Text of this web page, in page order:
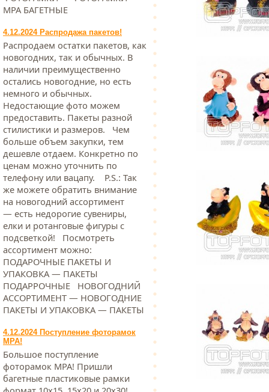
МРА БАГЕТНЫЕ
4.12.2024 Распродажа пакетов!
Распродаем остатки пакетов, как
новогодних, так и обычных. В
наличии преимущественно
остались новогодние, но есть
немного и обычных.
Недостающие фото можем
предоставить. Пакеты разной
стилистики и размеров. Чем
больше объем закупки, тем
дешевле отдаем. Конкретно по
ценам можно уточнить по
телефону или вацапу. Р.S.: Так
же можете обратить внимание
на новогодний ассортимент
— есть недорогие сувениры,
елки и ротанговые фигуры с
подсветкой! Посмотреть
ассортимент можно:
ПОДАРОЧНЫЕ ПАКЕТЫ И
УПАКОВКА — ПАКЕТЫ
ПОДАРРОЧНЫЕ НОВОГОДНИЙ
АССОРТИМЕНТ — НОВОГОДНИЕ
ПАКЕТЫ И УПАКОВКА — ПАКЕТЫ
4.12.2024 Поступление фоторамок
МРА!
Большое поступление
фоторамок МРА! Пришли
багетные пластиковые рамки